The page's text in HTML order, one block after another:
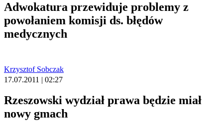
Adwokatura przewiduje problemy z
powołaniem komisji ds. błędów
medycznych
Krzysztof Sobczak
17.07.2011 | 02:27
Rzeszowski wydział prawa będzie miał
nowy gmach